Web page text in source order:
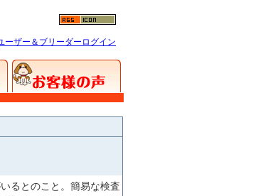
ーザー＆ブリーダーログイン
るとのこと。簡易な検査